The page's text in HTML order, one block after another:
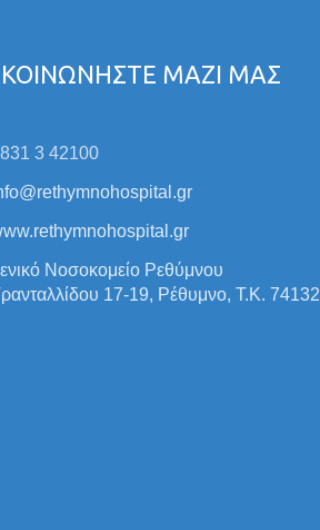
ΜΑΖΙ ΜΑΣ
3 42100
Νοσοκομείο Ρεθύμνου
17-19, Ρέθυμνο, Τ.Κ. 74132